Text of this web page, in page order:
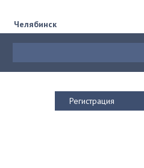
Челябинск
Регистрация